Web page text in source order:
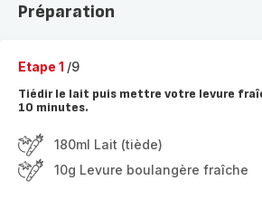
Préparation
Etape 1 /9
Tiédir le lait puis mettre votre levure
10 minutes.
180ml Lait (tiède)
10g Levure boulangère fraîche